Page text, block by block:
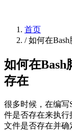
首页
/ 如何在
如何在Bash
存在
很多时候，在编写
件是否存在来执行
文件是否存在并确